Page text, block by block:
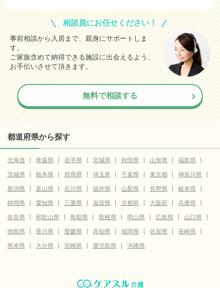
相談員にお任せください！
事前相談から入居まで、親身にサポートしま
す。
ご家族含めて納得できる施設に出会えるよう、
お手伝いさせて頂きます。
無料で相談する
都道府県から探す
北海道 青森県 岩手県 宮城県 秋田県 山形県
福島県
茨城県
栃木県 群馬県 埼玉県 千葉県 東京都
神奈川県
新潟県
富山県 石川県 福井県 山梨県 長野県
岐阜県
静岡県
愛知県 三重県 滋賀県 京都府 大阪府
兵庫県
奈良県
和歌山県 鳥取県 島根県 岡山県 広島県
山口県
徳島県
香川県 愛媛県 高知県 福岡県 佐賀県
長崎県
熊本県
大分県 宮崎県 鹿児島県 沖縄県